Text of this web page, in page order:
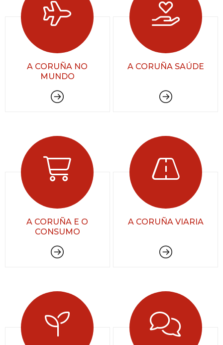
A CORUÑA NO
MUNDO
A CORUÑA SAÚDE
A CORUÑA E O
CONSUMO
A CORUÑA VIARIA